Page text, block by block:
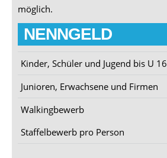
möglich.
NENNGELD
Kinder, Schüler und Jugend bis U 16
Junioren, Erwachsene und Firmen
Walkingbewerb
Staffelbewerb pro Person